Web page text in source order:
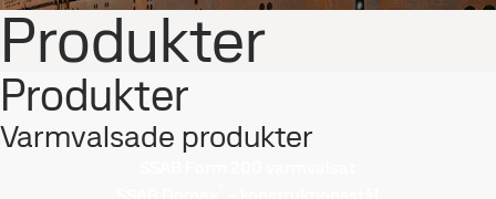
Produkter
Produkter
Varmvalsade produkter